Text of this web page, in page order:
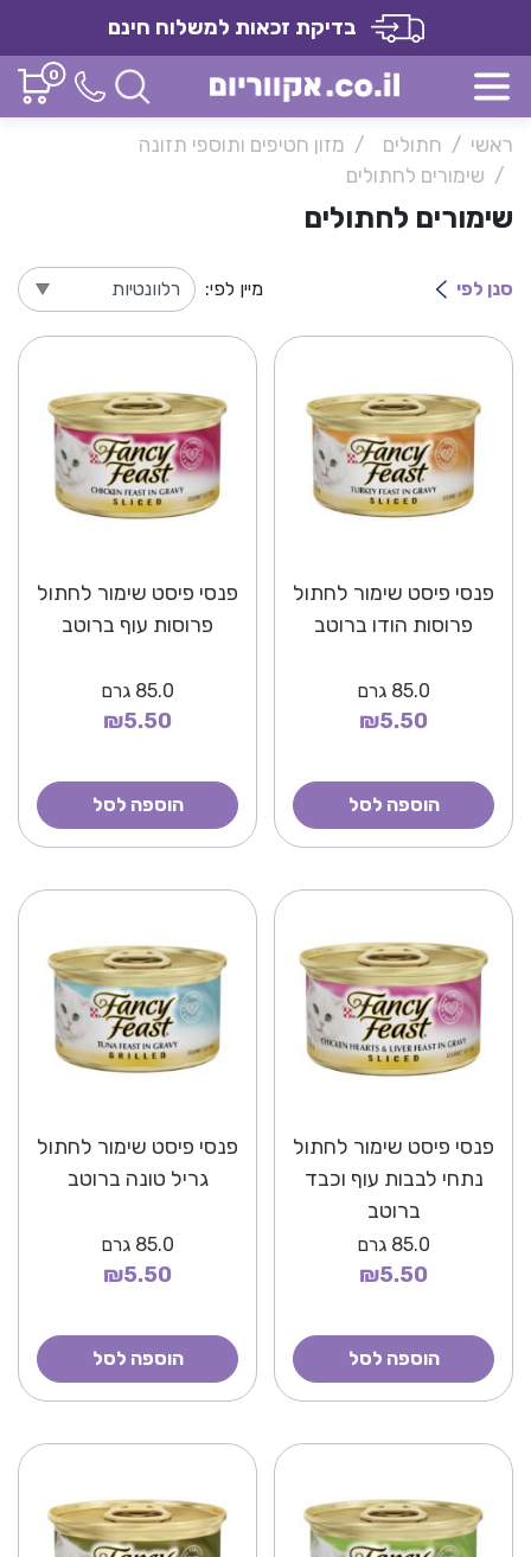
בדיקת זכאות למשלוח חינם
0
ראשי חתולים
מזון חטיפים ותוספי תזונה
שימורים לחתולים
שימורים לחתולים
סנן לפי מיין לפי:
פנסי פיסט שימור לחתול
פרוסות הודו ברוטב
85.0 גרם
₪5.50
הוספה לסל
פנסי פיסט שימור לחתול
פרוסות עוף ברוטב
85.0 גרם
₪5.50
הוספה לסל
פנסי פיסט שימור לחתול
נתחי לבבות עוף וכבד
ברוטב
85.0 גרם
₪5.50
הוספה לסל
פנסי פיסט שימור לחתול
גריל טונה ברוטב
85.0 גרם
₪5.50
הוספה לסל